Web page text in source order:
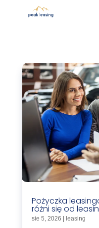
Pożyczka
różni się od
sie 5, 2026 leasing